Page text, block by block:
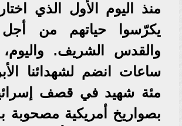
منذ اليوم الأول الذي
يكرّسوا حياتهم من
والقدس الشريف.
ساعات انضم لشهدائنا
مئة شهيد في قصف
بصواريخ أمريكية مصحوبة